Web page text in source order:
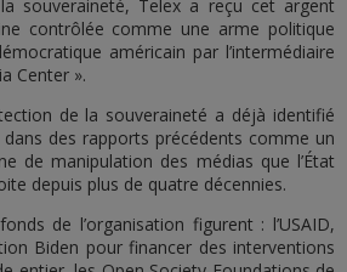
souveraineté, Telex a reçu cet argent
contrôlée comme une arme politique
américain par l’intermédiaire
Center ».
de la souveraineté a déjà identifié
dans des rapports précédents comme un
de manipulation des médias que l’État
depuis plus de quatre décennies.
de l’organisation figurent : l’USAID,
Biden pour financer des interventions